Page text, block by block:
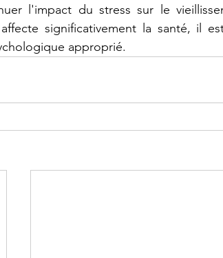
l'impact du stress sur le
significativement la santé, il
approprié.